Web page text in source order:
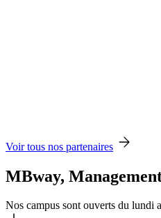
Voir tous nos partenaires
MBway,
Nos campus sont ouverts du lundi